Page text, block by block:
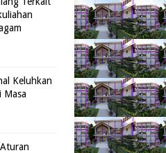
Keluhkan
Masa